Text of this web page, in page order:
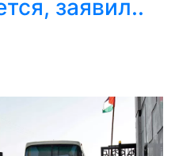
заявил..